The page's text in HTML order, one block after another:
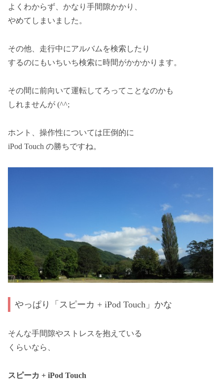
よくわからず、かなり手間隙かかり、
やめてしまいました。
その他、走行中にアルバムを検索したり
するのにもいちいち検索に時間がかかかります。
その間に前向いて運転してろってことなのかも
しれませんが (^^;
ホント、操作性については圧倒的に
iPod Touch の勝ちですね。
やっぱり「スピーカ + iPod Touch」かな
そんな手間隙やストレスを抱えている
くらいなら、
スピーカ + iPod Touch